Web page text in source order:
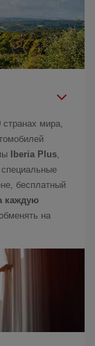
странах мира,
Iberia Plus,
бесплатный
каждую
на